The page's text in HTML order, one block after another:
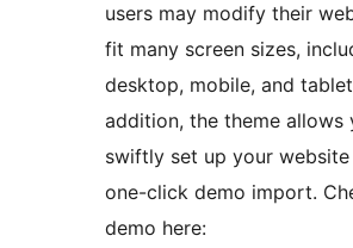
users may modify their
fit many screen sizes,
desktop, mobile, and
addition, the theme allows
swiftly set up your
one-click demo import.
demo here: